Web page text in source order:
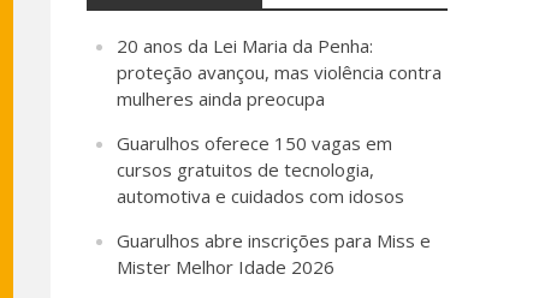
20 anos da Lei Maria da Penha:
proteção avançou, mas violência contra
mulheres ainda preocupa
Guarulhos oferece 150 vagas em
cursos gratuitos de tecnologia,
automotiva e cuidados com idosos
Guarulhos abre inscrições para Miss e
Mister Melhor Idade 2026